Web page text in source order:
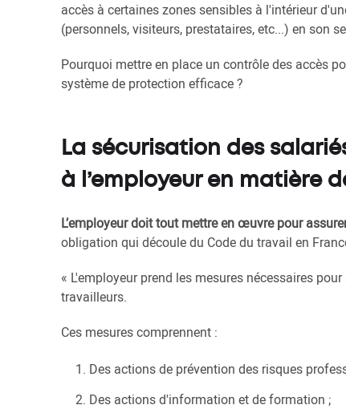
accès à certaines zones sensibles à l'intérieur
(personnels, visiteurs, prestataires, etc...) en son
Pourquoi mettre en place un contrôle des accès
système de protection efficace ?
La sécurisation des
à l’employeur en matière
L’employeur doit tout mettre en œuvre pour
obligation qui découle du Code du travail en
« L'employeur prend les mesures nécessaires
travailleurs.
Ces mesures comprennent :
Des actions de prévention des risques
Des actions d'information et de formation ;